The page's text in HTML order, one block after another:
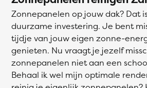
Zonnepanelen op jouw dak? Dat
duurzame investering. Je bent
tijdje van jouw eigen zonne-
genieten. Nu vraagt je jezelf
zonnepanelen niet aan een
Behaal ik wel mijn optimale